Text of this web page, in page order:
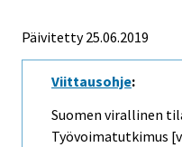
Päivitetty 25.06.2019
Viittausohje:
Suomen virallinen
Työvoimatutkimus